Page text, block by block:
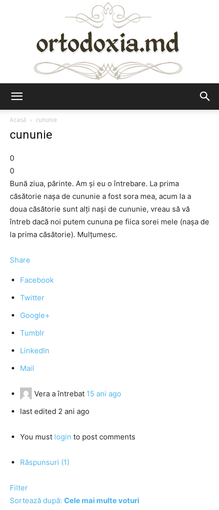
Acasă
cununie
cununie
0
0
Bună ziua, părinte. Am şi eu o întrebare. La prima
căsătorie naşa de cununie a fost sora mea, acum la a
doua căsătorie sunt alţi naşi de cununie, vreau să vă
întreb dacă noi putem cununa pe fiica sorei mele (naşa de
la prima căsătorie). Mulţumesc.
Share
Facebook
Twitter
Google+
Tumblr
LinkedIn
Mail
Vera a întrebat 15 ani ago
last edited 2 ani ago
You must login to post comments
Răspunsuri (1)
Filter
Sortează după: Cele mai multe voturi